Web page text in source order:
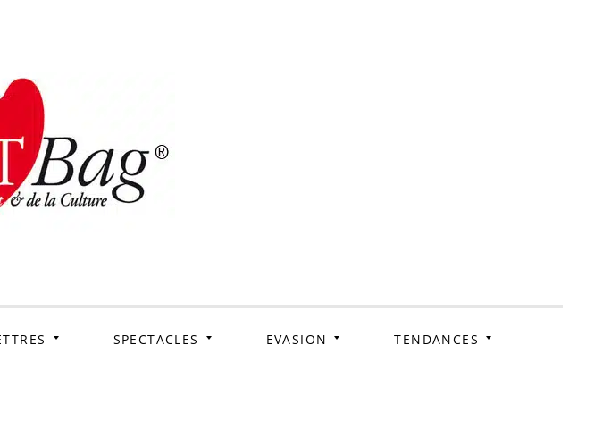
SPECTACLES EVASION TENDANCES